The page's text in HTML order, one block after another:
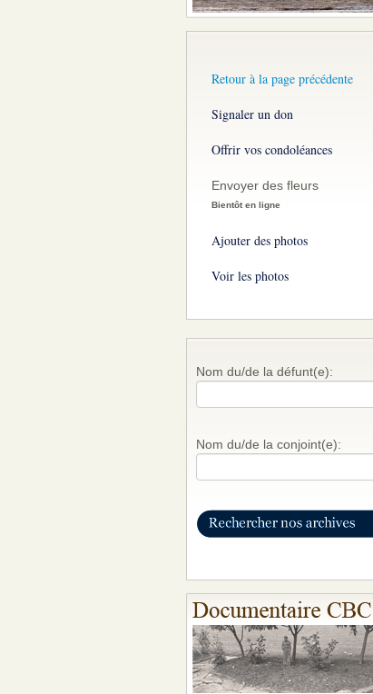
Retour à la page précédente
Signaler un don
Offrir vos condoléances
Envoyer des fleurs
Bientôt en ligne
Ajouter des photos
Voir les photos
Nom du/de la défunt(e):
Nom du/de la conjoint(e):